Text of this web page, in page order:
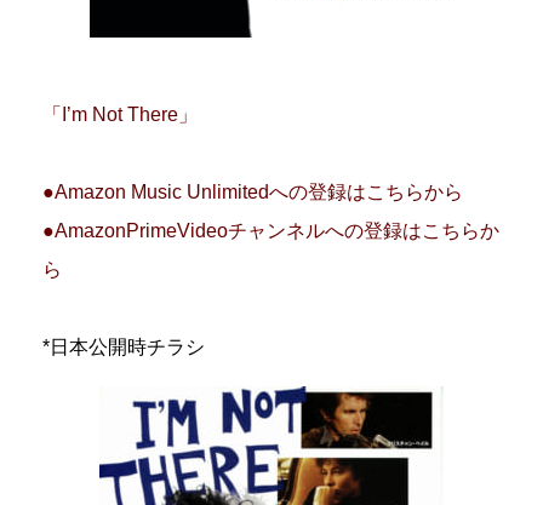
「I’m Not There」
●Amazon Music Unlimitedへの登録はこちらから
●AmazonPrimeVideoチャンネルへの登録はこちらか
ら
*日本公開時チラシ